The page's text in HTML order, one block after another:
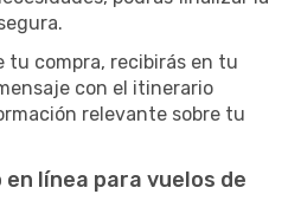
tu compra, recibirás en tu
con el itinerario
relevante sobre tu
línea para vuelos de